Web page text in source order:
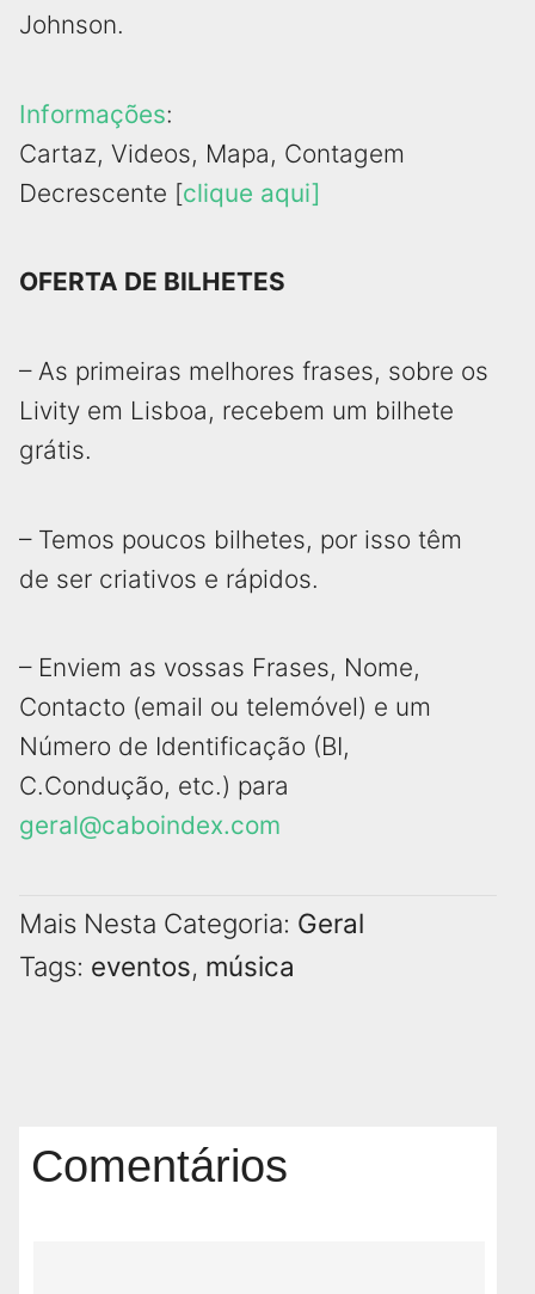
Johnson.
Informações:
Cartaz, Videos, Mapa, Contagem
Decrescente [clique aqui]
OFERTA DE BILHETES
– As primeiras melhores frases, sobre os
Livity em Lisboa, recebem um bilhete
grátis.
– Temos poucos bilhetes, por isso têm
de ser criativos e rápidos.
– Enviem as vossas Frases, Nome,
Contacto (email ou telemóvel) e um
Número de Identificação (BI,
C.Condução, etc.) para
geral@caboindex.com
Mais Nesta Categoria: Geral
Tags: eventos, música
Comentários